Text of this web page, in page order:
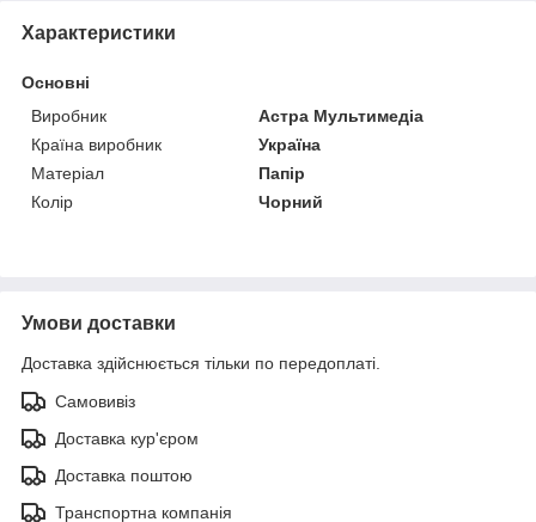
Характеристики
Основні
Виробник
Астра Мультимедіа
Країна виробник
Україна
Матеріал
Папір
Колір
Чорний
Умови доставки
Доставка здійснюється тільки по передоплаті.
Самовивіз
Доставка кур'єром
Доставка поштою
Транспортна компанія